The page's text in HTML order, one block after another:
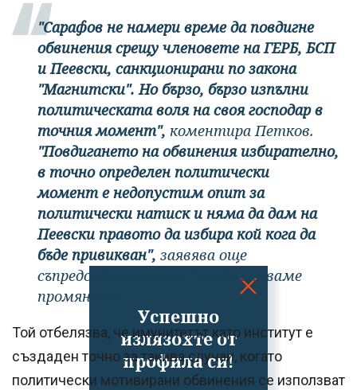
Успешно
излязохте от
профила си!
"Сарафов не намери време да повдигне
обвинения срещу членовете на ГЕРБ, БСП
и Пеевски, санкционирани по закона
"Магнитски". Но бързо, бързо изпълни
политическата воля на своя господар в
точния момент", коментира Петков.
"Повдигането на обвинения избирателно,
в точно определен политически
момент е недопустим опит за
политически натиск и няма да дам на
Пеевски правото да избира кой кога да
бъде привикван", заявява още
съпредседателят на "Продължаваме
промяната".
Той отбелязва, че имунитетът като институт е
създаден точно за такива случаи, когато
политически мотивирани обвинения се използват